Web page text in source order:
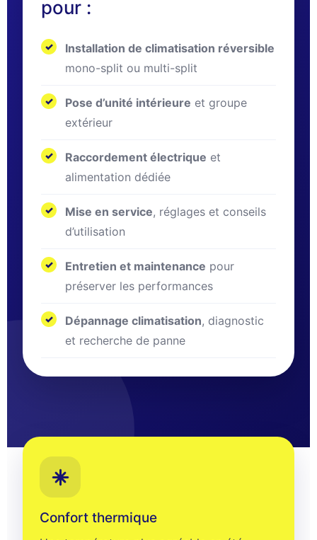
pour :
Installation de climatisation réversible
mono-split ou multi-split
Pose d’unité intérieure et groupe
extérieur
Raccordement électrique et
alimentation dédiée
Mise en service, réglages et conseils
d’utilisation
Entretien et maintenance pour
préserver les performances
Dépannage climatisation, diagnostic
et recherche de panne
Confort thermique